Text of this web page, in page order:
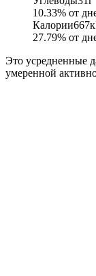
10.33% от
Калории667
27.79% от
Это усредненные
умеренной